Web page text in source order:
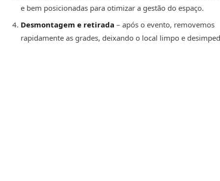
e bem posicionadas para otimizar a gestão do espaço.
Desmontagem e retirada – após o evento, removemos
rapidamente as grades, deixando o local limpo e